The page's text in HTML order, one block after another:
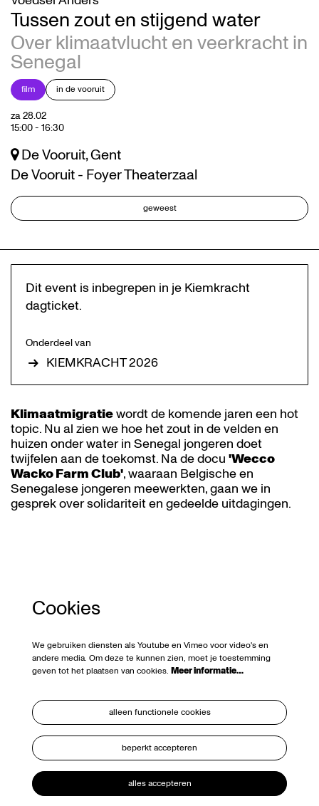
Tussen zout en stijgend water
Over klimaatvlucht en veerkracht in
Senegal
film in de vooruit
za 28.02
15:00- 16:30
De Vooruit, Gent
De Vooruit - Foyer Theaterzaal
geweest
Klimaatmigratiewordt de komende jaren een hot
topic. Nu al zien we hoe het zout in de velden en
huizen onder water in Senegal jongeren doet
twijfelen aan de toekomst. Na de docu 'Wecco
Wacko Farm Club', waaraan Belgische en
Senegalese jongeren meewerkten, gaan we in
gesprek over solidariteit en gedeelde uitdagingen.
Dit event is inbegrepen in je Kiemkracht
dagticket.
Onderdeel van
KIEMKRACHT 2026
Cookies
We gebruiken diensten als Youtube en Vimeo voor video's en
andere media. Om deze te kunnen zien, moet je toestemming
geven tot het plaatsen van cookies. Meer informatie…
alleen functionele cookies
beperkt accepteren
alles accepteren